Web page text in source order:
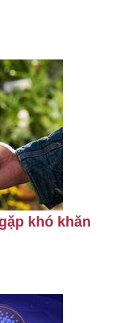
khó khăn